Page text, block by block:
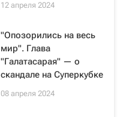
12 апреля 2024
"Опозорились на весь
мир". Глава
"Галатасарая" — о
скандале на Суперкубке
08 апреля 2024